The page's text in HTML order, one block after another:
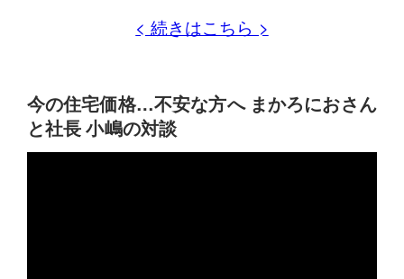
< 続きはこちら >
今の住宅価格…不安な方へ まかろにおさん
と社長 小嶋の対談